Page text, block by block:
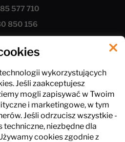
wykorzystujących
Jeśli zaakceptujesz
mogli zapisywać w Twoim
i marketingowe, w tym
Jeśli odrzucisz wszystkie -
niezbędne dla
cookies zgodnie z
577 710
850 156
Piasek